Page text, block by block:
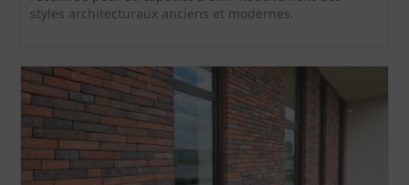
styles architecturaux anciens et modernes.